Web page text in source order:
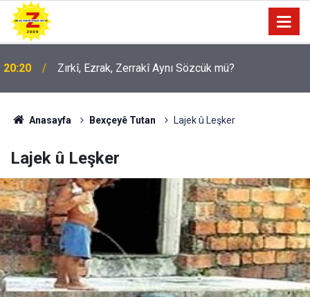
20:20 Zırkî, Ezrak, Zerrakî Aynı Sözcük mü?
Anasayfa Bexçeyê Tutan Lajek û Leşker
Lajek û Leşker